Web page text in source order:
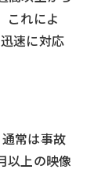
これによ
速に対応
常は事故
以上の映像